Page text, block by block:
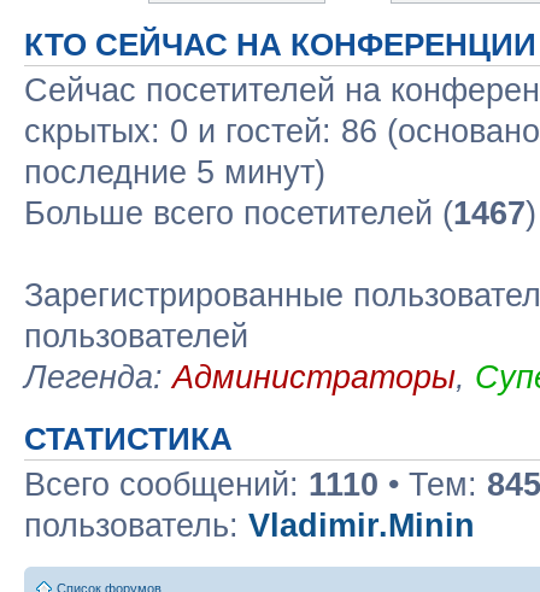
КТО СЕЙЧАС НА КОНФЕРЕНЦИИ
Сейчас посетителей на
скрытых: 0 и гостей: 86
последние 5 минут)
Больше всего посетителей (1467
Зарегистрированные
пользователей
Легенда:Администраторы,
СТАТИСТИКА
Всего сообщений: 1110 • Тем: 845
пользователь: Vladimir.Minin
Список форумов